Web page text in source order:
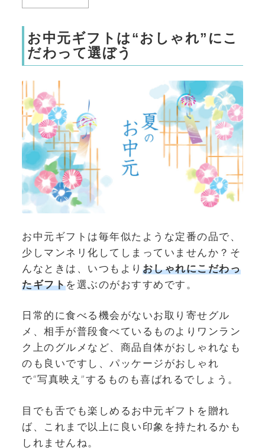
お中元ギフトは“おしゃれ”にこ
だわって選ぼう
お中元ギフトは毎年似たような定番の品で、
少しマンネリ化してしまっていませんか？そ
んなときは、いつもより おしゃれにこだわっ
たギフトを選ぶのがおすすめです。
日常的に食べる機会がないお取り寄せグル
メ、相手が普段食べているものよりワンラン
ク上のグルメなど、商品自体がおしゃれなも
のも良いですし、パッケージがおしゃれ
で“写真映え”するものも喜ばれるでしょう。
目でも舌でも楽しめるお中元ギフトを贈れ
ば、これまで以上に良い印象を持たれるかも
しれませんね。